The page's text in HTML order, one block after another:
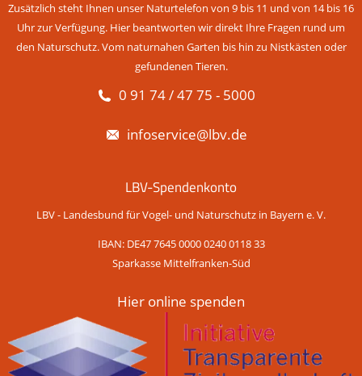
Zusätzlich steht Ihnen unser Naturtelefon von 9 bis 11 und von 14 bis 16
Uhr zur Verfügung. Hier beantworten wir direkt Ihre Fragen rund um
den Naturschutz. Vom naturnahen Garten bis hin zu Nistkästen oder
gefundenen Tieren.
0 91 74 / 47 75 - 5000
infoservice@lbv.de
LBV-Spendenkonto
LBV - Landesbund für Vogel- und Naturschutz in Bayern e. V.
IBAN: DE47 7645 0000 0240 0118 33
Sparkasse Mittelfranken-Süd
Hier online spenden